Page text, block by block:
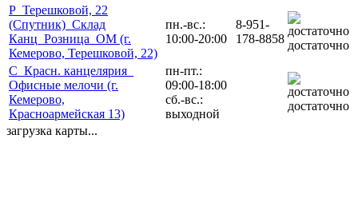
Р_Терешковой, 22
(Спутник)_Склад
Канц_Розница_ОМ (г.
Кемерово, Терешковой, 22)
пн.-вс.:
10:00-20:00
8-951-
178-8858 достаточно
С_Красн. канцелярия_
Офисные мелочи (г.
Кемерово,
Красноармейская 13)
пн-пт.:
09:00-18:00
сб.-вс.:
выходной
достаточно
загрузка карты...